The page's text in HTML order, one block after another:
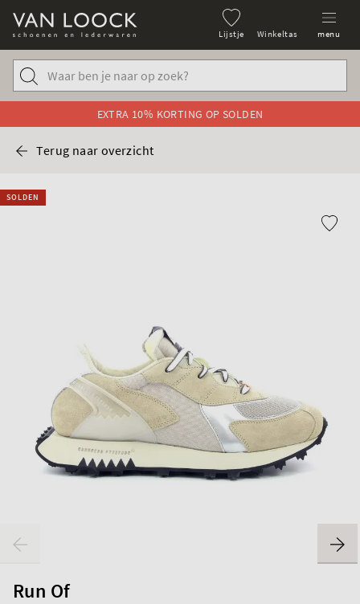
Lijstje Winkeltas menu
EXTRA 10% KORTING OP SOLDEN
Terug naar overzicht
SOLDEN
Run Of